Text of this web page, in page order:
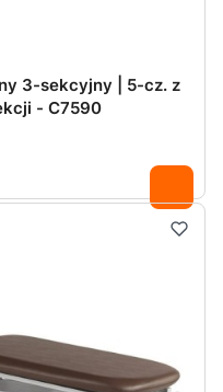
3-sekcyjny | 5-cz. z
- C7590